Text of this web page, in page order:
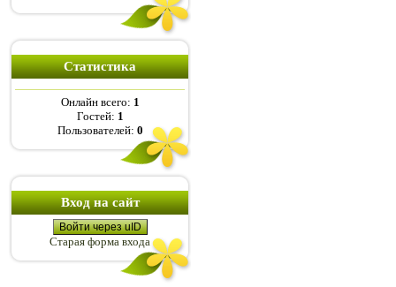
Статистика
Онлайн всего: 1
Гостей: 1
Пользователей: 0
Вход на сайт
Войти через uID
Старая форма входа